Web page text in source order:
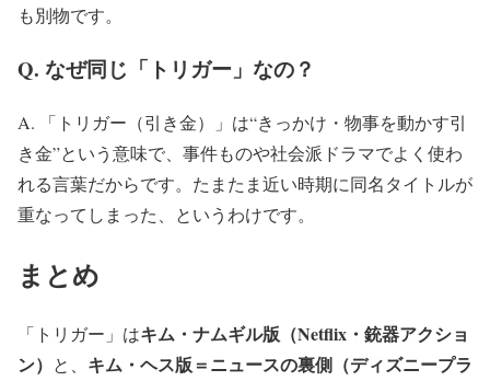
も別物です。
Q. なぜ同じ「トリガー」なの？
A. 「トリガー（引き金）」は“きっかけ・物事を動かす引
き金”という意味で、事件ものや社会派ドラマでよく使わ
れる言葉だからです。たまたま近い時期に同名タイトルが
重なってしまった、というわけです。
まとめ
「トリガー」はキム・ナムギル版（Netflix・銃器アクショ
ン） と、 キム・ヘス版＝ニュースの裏側（ディズニープラ